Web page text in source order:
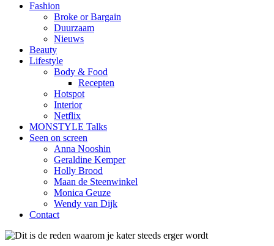
Fashion
Broke or Bargain
Duurzaam
Nieuws
Beauty
Lifestyle
Body & Food
Recepten
Hotspot
Interior
Netflix
MONSTYLE Talks
Seen on screen
Anna Nooshin
Geraldine Kemper
Holly Brood
Maan de Steenwinkel
Monica Geuze
Wendy van Dijk
Contact